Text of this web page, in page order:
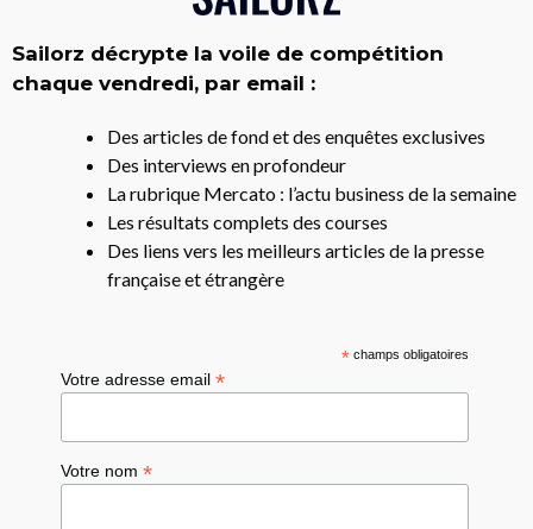
Sailorz décrypte la voile de compétition
chaque vendredi, par email :
Des articles de fond et des enquêtes exclusives
Des interviews en profondeur
La rubrique Mercato : l’actu business de la semaine
Les résultats complets des courses
Des liens vers les meilleurs articles de la presse
française et étrangère
*champs obligatoires
Votre adresse email*
Votre nom*